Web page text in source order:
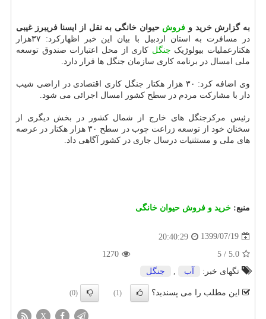
به گزارش خرید و فروش حیوان خانگی به نقل از ایسنا فریبرز غیبی
در مسافرت به استان اردبیل با بیان این خبر اظهارکرد: ۳۷هزار
هکتارعملیات بیولوژیک جنگل کاری از محل اعتبارات صندوق توسعه
ملی امسال در برنامه کاری سازمان جنگل ها قرار دارد.
وی اضافه کرد: ۳۰ هزار هکتار جنگل کاری اقتصادی در اراضی شیب
دار با مشارکت مردم در سطح کشور امسال اجرائی می شود.
رئیس مرکزجنگل های خارج از شمال کشور در بخش دیگری از
سخنان خود از توسعه زراعت چوب در سطح ۳۰ هزار هکتار در عرصه
های ملی و مستثنیات درسال جاری در کشور آگاهی داد.
منبع: خرید و فروش حیوان خانگی
1399/07/19
20:40:29
5.0
/
5
1270
تگهای خبر:
آب جنگل
این مطلب را می پسندید؟ (1)
(0)
X